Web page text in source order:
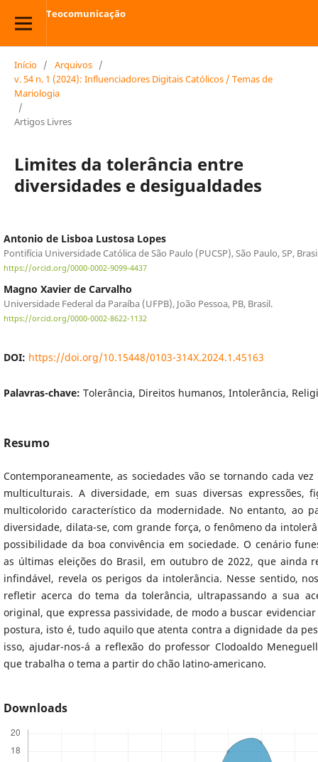
Teocomunicação
Início / Arquivos /
v. 54 n. 1 (2024): Influenciadores Digitais Católicos / Temas de
Mariologia
/
Artigos Livres
Limites da tolerância entre
diversidades e desigualdades
Antonio de Lisboa Lustosa Lopes
Pontifícia Universidade Católica de São Paulo (PUCSP), São Paulo, SP,
https://orcid.org/0000-0002-9099-4437
Magno Xavier de Carvalho
Universidade Federal da Paraíba (UFPB), João Pessoa, PB, Brasil.
https://orcid.org/0000-0002-8622-1132
DOI: https://doi.org/10.15448/0103-314X.2024.1.45163
Palavras-chave: Tolerância, Direitos humanos, Intolerância,
Resumo
Contemporaneamente, as sociedades vão se tornando cada
multiculturais. A diversidade, em suas diversas expressões,
multicolorido característico da modernidade. No entanto, ao
diversidade, dilata-se, com grande força, o fenômeno da
possibilidade da boa convivência em sociedade. O cenário
as últimas eleições do Brasil, em outubro de 2022, que ainda
infindável, revela os perigos da intolerância. Nesse sentido,
refletir acerca do tema da tolerância, ultrapassando a sua
original, que expressa passividade, de modo a buscar
postura, isto é, tudo aquilo que atenta contra a dignidade da
isso, ajudar-nos-á a reflexão do professor Clodoaldo
que trabalha o tema a partir do chão latino-americano.
Downloads